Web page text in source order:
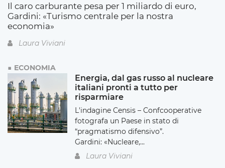
Il caro carburante pesa per 1 miliardo di euro,
Gardini: «Turismo centrale per la nostra
economia»
Laura Viviani
ECONOMIA
Energia, dal gas russo al nucleare
italiani pronti a tutto per
risparmiare
L'indagine Censis – Confcooperative
fotografa un Paese in stato di
“pragmatismo difensivo”.
Gardini: «Nucleare,...
Laura Viviani